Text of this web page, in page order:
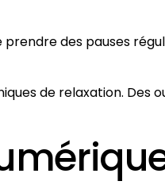
des pauses
de relaxation. Des